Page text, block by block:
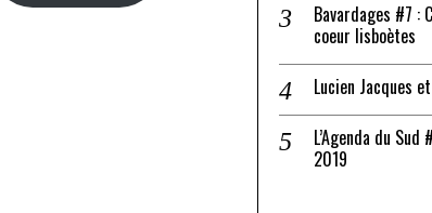
Bavardages #7 :
coeur lisboètes
Lucien Jacques
L’Agenda du
2019